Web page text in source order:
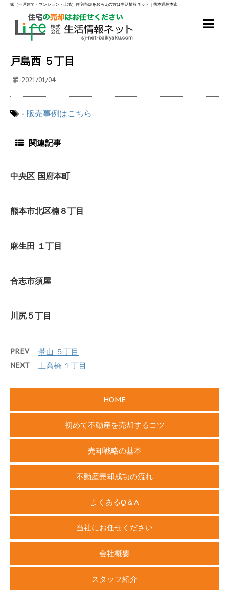
家（一戸建て・マンション・土地）住宅売却をお考えの方は生活情報ネット｜熊本県熊本市
戸島西 ５丁目
2021/01/04
- 販売事例はこちら
関連記事
中央区 国府本町
熊本市北区楠８丁目
麻生田 １丁目
合志市須屋
川尻５丁目
PREV 帯山 ５丁目
NEXT 上高橋 １丁目
HOME
初めて不動産を売却するコツ
売却戦略の基本
不動産売却成功の流れ
よくあるQ＆A
当社にお任せください
会社概要
スタッフ紹介